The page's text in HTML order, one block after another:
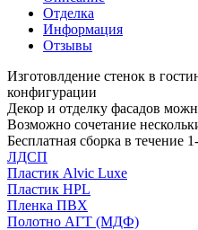
Отделка
Информация
Отзывы
Изготовлдение стенок в
конфигурации
Декор и отделку фасадов
Возможно сочетание
Бесплатная сборка в течение
ЛДСП
Пластик Alvic Luxe
Пластик HPL
Пленка ПВХ
Полотно АГТ (МДФ)